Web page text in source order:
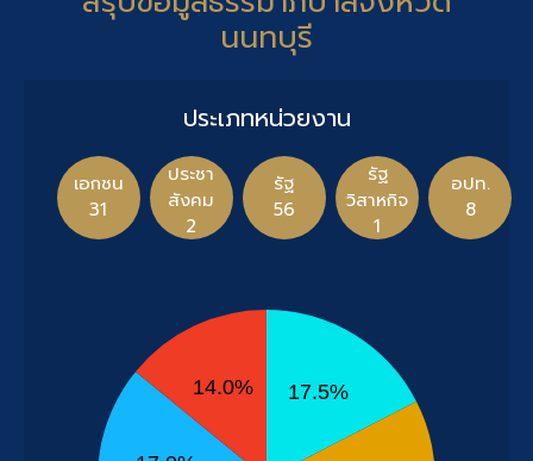
นนทบุรี
ประเภทหน่วยงาน
เอกชน
31
ประชา
สังคม
2
รัฐ
56
รัฐ
วิสาหกิจ
1
อปท.
8
17.5%
14.0%